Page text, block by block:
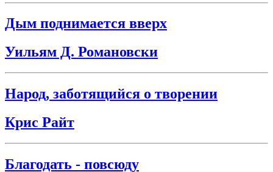
Дым поднимается вверх
Уильям Д. Романовски
Народ, заботящийся о творении
Крис Райт
Благодать - повсюду